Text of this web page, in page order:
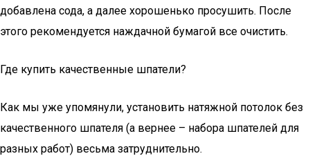
добавлена сода, а далее хорошенько просушить. После
этого рекомендуется наждачной бумагой все очистить.
Где купить качественные шпатели?
Как мы уже упомянули, установить натяжной потолок без
качественного шпателя (а вернее – набора шпателей для
разных работ) весьма затруднительно.